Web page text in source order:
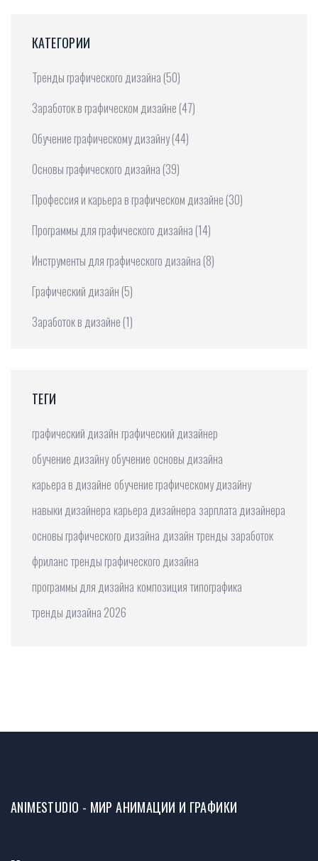
КАТЕГОРИИ
Тренды графического дизайна (50)
Заработок в графическом дизайне (47)
Обучение графическому дизайну(44)
Основы графического дизайна (39)
Профессия и карьера в графическом дизайне (30)
Программы для графического дизайна (14)
Инструменты для графического дизайна (8)
Графический дизайн (5)
Заработок в дизайне (1)
ТЕГИ
графический дизайн графический дизайнер
обучение дизайну обучение основы дизайна
карьера в дизайне обучение графическому дизайну
навыки дизайнера карьера дизайнера зарплата дизайнера
основы графического дизайна дизайн тренды заработок
фриланс тренды графического дизайна
программы для дизайна композиция типографика
тренды дизайна 2026
ANIMESTUDIO - МИР АНИМАЦИИ И ГРАФИКИ